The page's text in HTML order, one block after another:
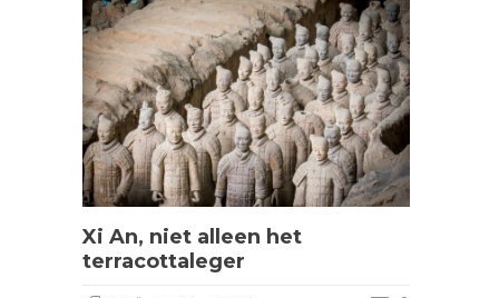
Xi An, niet alleen het
terracottaleger